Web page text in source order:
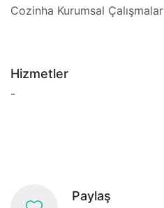
Cozinha Kurumsal Çalışmalar
Hizmetler
-
Paylaş